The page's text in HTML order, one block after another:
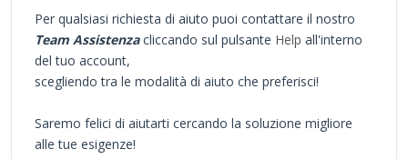
Per qualsiasi richiesta di aiuto puoi contattare il nostro
Team Assistenzacliccando sul pulsante Help all'interno
del tuo account,
scegliendo tra le modalità di aiuto che preferisci!
Saremo felici di aiutarti cercando la soluzione migliore
alle tue esigenze!